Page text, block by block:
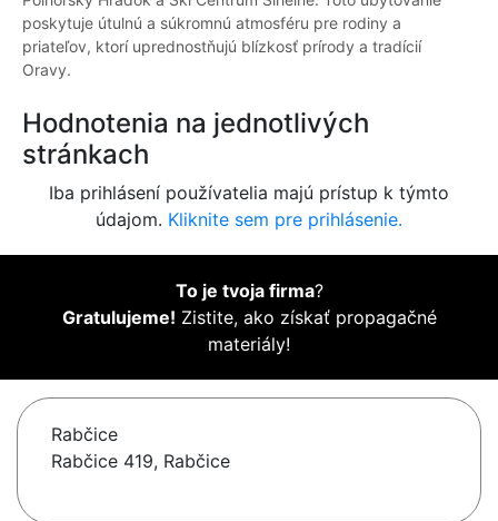
poskytuje útulnú a súkromnú atmosféru pre rodiny a
priateľov, ktorí uprednostňujú blízkosť prírody a tradícií
Oravy.
Hodnotenia na jednotlivých
stránkach
Iba prihlásení používatelia majú prístup k týmto
údajom. Kliknite sem pre prihlásenie.
To je tvoja firma?
Gratulujeme! Zistite, ako získať propagačné
materiály!
Rabčice
Rabčice 419, Rabčice